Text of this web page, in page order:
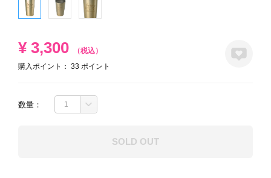
¥ 3,300
（税込）
購入ポイント： 33 ポイント
数量：
SOLD OUT